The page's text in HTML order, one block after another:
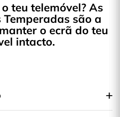
teu telemóvel? As
Temperadas são a
o ecrã do teu
intacto.